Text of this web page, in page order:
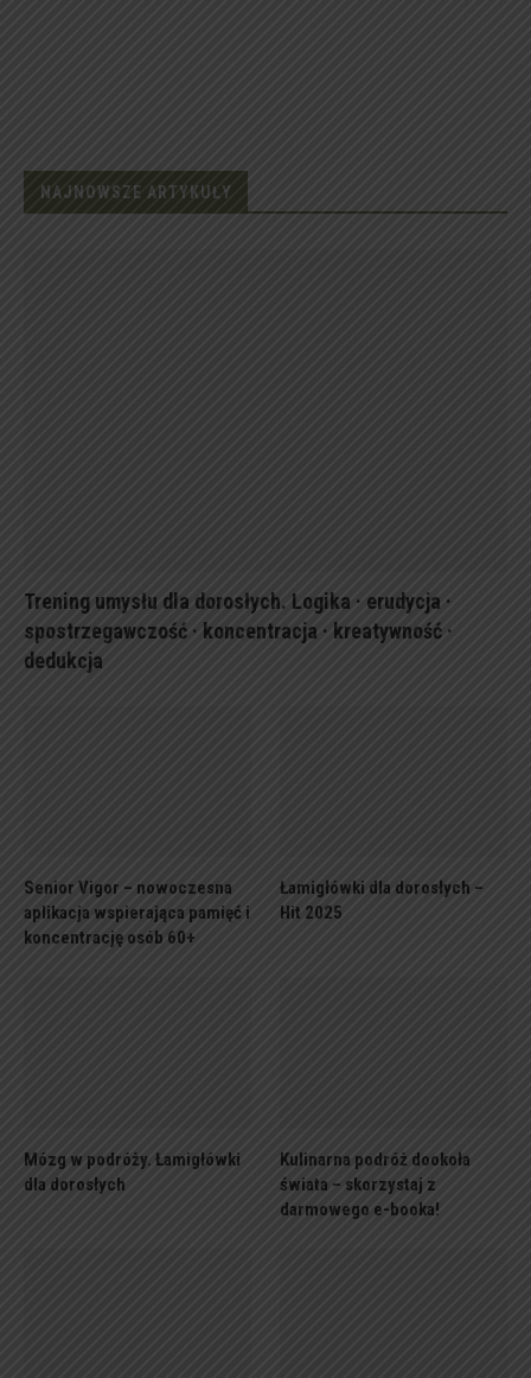
NAJNOWSZE ARTYKUŁY
Trening umysłu dla dorosłych. Logika · erudycja ·
spostrzegawczość · koncentracja · kreatywność ·
dedukcja
Senior Vigor – nowoczesna
aplikacja wspierająca pamięć i
koncentrację osób 60+
Łamigłówki dla dorosłych –
Hit 2025
Mózg w podróży. Łamigłówki
dla dorosłych
Kulinarna podróż dookoła
świata – skorzystaj z
darmowego e-booka!